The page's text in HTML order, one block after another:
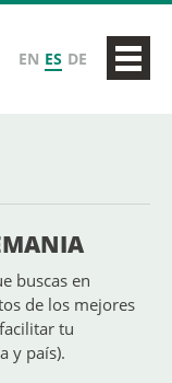
EN ES DE
buscas en
de los mejores
tu
y país).